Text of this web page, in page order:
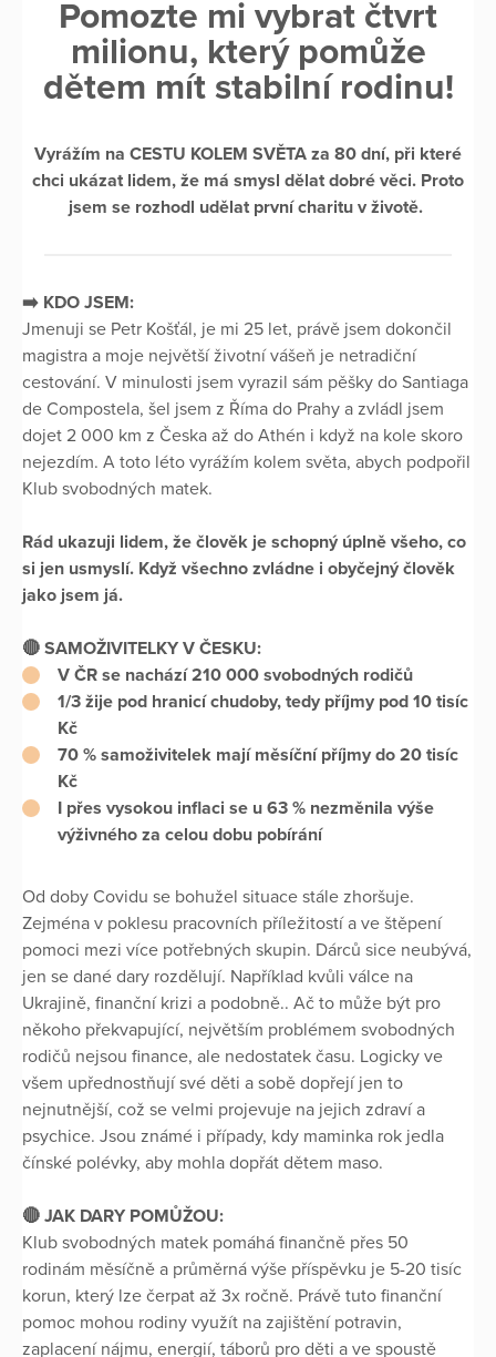
Pomozte mi vybrat čtvrt
milionu, který pomůže
dětem mít stabilní rodinu!
Vyrážím na CESTU KOLEM SVĚTA za 80 dní, při které
chci ukázat lidem, že má smysl dělat dobré věci. Proto
jsem se rozhodl udělat první charitu v životě.
➡️ KDO JSEM:
Jmenuji se Petr Košťál, je mi 25 let, právě jsem dokončil
magistra a moje největší životní vášeň je netradiční
cestování. V minulosti jsem vyrazil sám pěšky do Santiaga
de Compostela, šel jsem z Říma do Prahy a zvládl jsem
dojet 2 000 km z Česka až do Athén i když na kole skoro
nejezdím. A toto léto vyrážím kolem světa, abych podpořil
Klub svobodných matek.
Rád ukazuji lidem, že člověk je schopný úplně všeho, co
si jen usmyslí. Když všechno zvládne i obyčejný člověk
jako jsem já.
🔴 SAMOŽIVITELKY V ČESKU:
V ČR se nachází 210 000 svobodných rodičů
1/3 žije pod hranicí chudoby, tedy příjmy pod 10 tisíc
Kč
70 % samoživitelek mají měsíční příjmy do 20 tisíc
Kč
I přes vysokou inflaci se u 63 % nezměnila výše
výživného za celou dobu pobírání
Od doby Covidu se bohužel situace stále zhoršuje.
Zejména v poklesu pracovních příležitostí a ve štěpení
pomoci mezi více potřebných skupin. Dárců sice neubývá,
jen se dané dary rozdělují. Například kvůli válce na
Ukrajině, finanční krizi a podobně.. Ač to může být pro
někoho překvapující, největším problémem svobodných
rodičů nejsou finance, ale nedostatek času. Logicky ve
všem upřednostňují své děti a sobě dopřejí jen to
nejnutnější, což se velmi projevuje na jejich zdraví a
psychice. Jsou známé i případy, kdy maminka rok jedla
čínské polévky, aby mohla dopřát dětem maso.
🔴 JAK DARY POMŮŽOU:
Klub svobodných matek pomáhá finančně přes 50
rodinám měsíčně a průměrná výše příspěvku je 5-20 tisíc
korun, který lze čerpat až 3x ročně. Právě tuto finanční
pomoc mohou rodiny využít na zajištění potravin,
zaplacení nájmu, energií, táborů pro děti a ve spoustě